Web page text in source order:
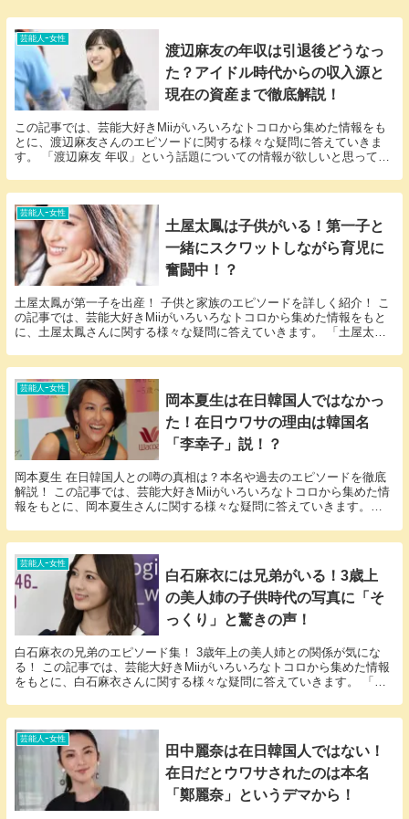
芸能人ｰ女性
渡辺麻友の年収は引退後どうなっ
た？アイドル時代からの収入源と
現在の資産まで徹底解説！
この記事では、芸能大好きMiiがいろいろなトコロから集めた情報をも
とに、渡辺麻友さんのエピソードに関する様々な疑問に答えていきま
す。 「渡辺麻友 年収」という話題についての情報が欲しいと思ってい
芸能人ｰ女性
土屋太鳳は子供がいる！第一子と
一緒にスクワットしながら育児に
奮闘中！？
土屋太鳳が第一子を出産！ 子供と家族のエピソードを詳しく紹介！ こ
の記事では、芸能大好きMiiがいろいろなトコロから集めた情報をもと
に、土屋太鳳さんに関する様々な疑問に答えていきます。 「土屋太鳳
芸能人ｰ女性
岡本夏生は在日韓国人ではなかっ
た！在日ウワサの理由は韓国名
「李幸子」説！？
岡本夏生 在日韓国人との噂の真相は？本名や過去のエピソードを徹底
解説！ この記事では、芸能大好きMiiがいろいろなトコロから集めた情
報をもとに、岡本夏生さんに関する様々な疑問に答えていきます。
芸能人ｰ女性
白石麻衣には兄弟がいる！3歳上
の美人姉の子供時代の写真に「そ
っくり」と驚きの声！
白石麻衣の兄弟のエピソード集！ 3歳年上の美人姉との関係が気にな
る！ この記事では、芸能大好きMiiがいろいろなトコロから集めた情報
をもとに、白石麻衣さんに関する様々な疑問に答えていきます。 「白
芸能人ｰ女性
田中麗奈は在日韓国人ではない！
在日だとウワサされたのは本名
「鄭麗奈」というデマから！